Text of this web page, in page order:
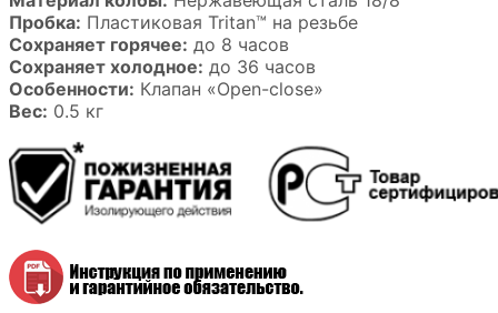
Пробка: Пластиковая Tritan™ на резьбе
Сохраняет горячее: до 8 часов
Сохраняет холодное: до 36 часов
Особенности: Клапан «Open-close»
Вес: 0.5 кг